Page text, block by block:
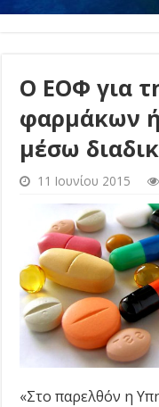
Ο ΕΟΦ για
φαρμάκων
μέσω
11 Ιουνίου 2015
«Στο παρελθόν η